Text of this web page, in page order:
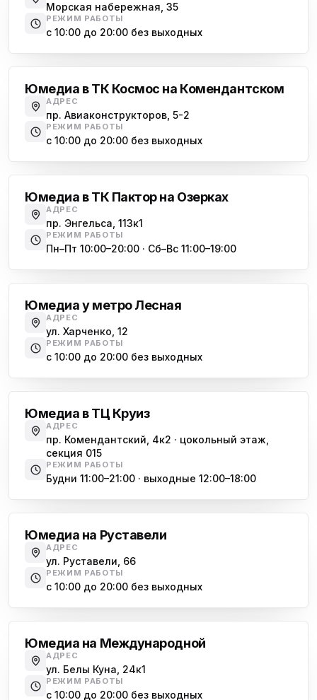
Морская набережная, 35
РЕЖИМ РАБОТЫ
с 10:00 до 20:00 без выходных
Юмедиа в ТК Космос на Комендантском
АДРЕС
пр. Авиаконструкторов, 5-2
РЕЖИМ РАБОТЫ
с 10:00 до 20:00 без выходных
Юмедиа в ТК Пактор на Озерках
АДРЕС
пр. Энгельса, 113к1
РЕЖИМ РАБОТЫ
Пн–Пт 10:00–20:00 · Сб–Вс 11:00–19:00
Юмедиа у метро Лесная
АДРЕС
ул. Харченко, 12
РЕЖИМ РАБОТЫ
с 10:00 до 20:00 без выходных
Юмедиа в ТЦ Круиз
АДРЕС
пр. Комендантский, 4к2 · цокольный этаж,
секция 015
РЕЖИМ РАБОТЫ
Будни 11:00–21:00 · выходные 12:00–18:00
Юмедиа на Руставели
АДРЕС
ул. Руставели, 66
РЕЖИМ РАБОТЫ
с 10:00 до 20:00 без выходных
Юмедиа на Международной
АДРЕС
ул. Белы Куна, 24к1
РЕЖИМ РАБОТЫ
с 10:00 до 20:00 без выходных